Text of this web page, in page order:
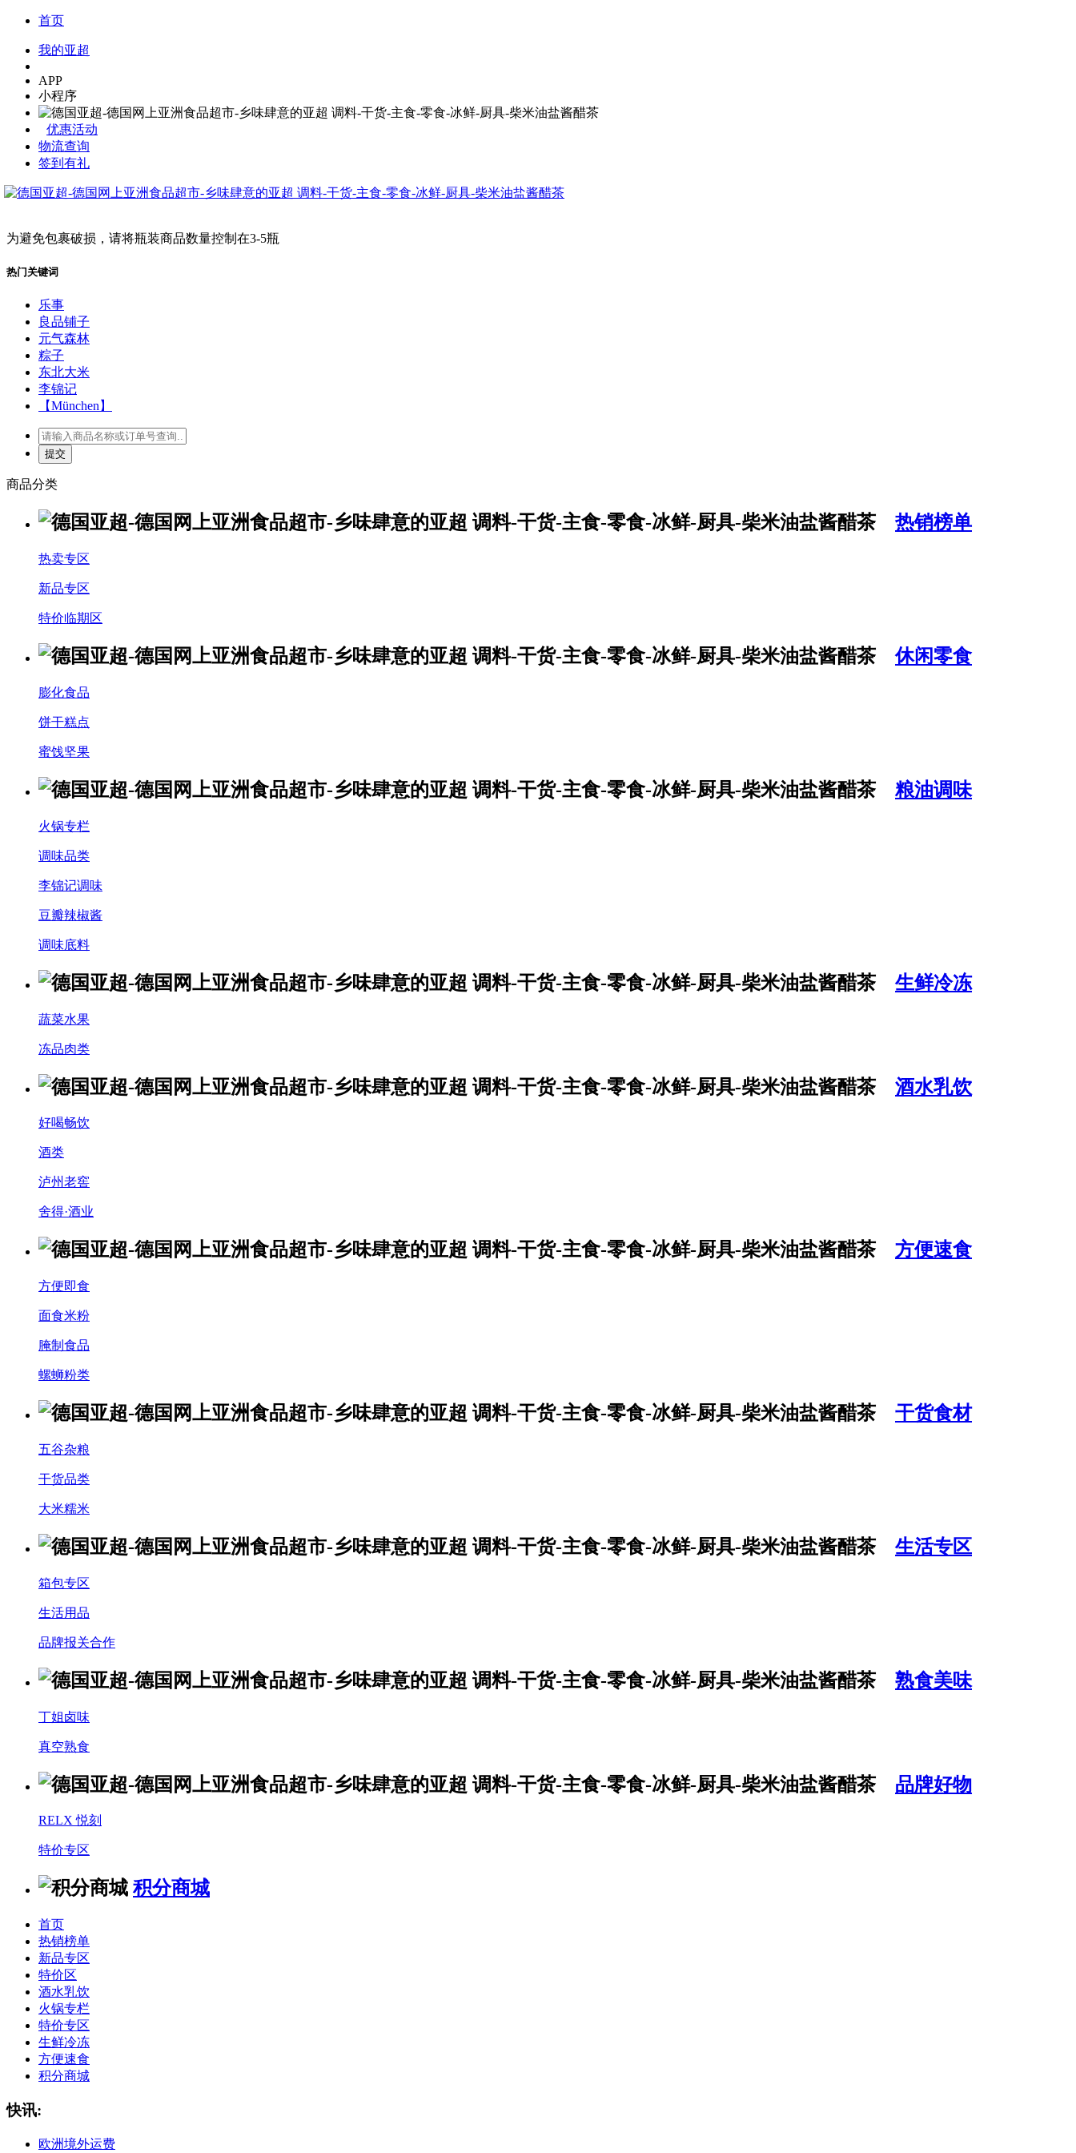
首页
我的亚超
APP
小程序
优惠活动
物流查询
签到有礼
为避免包裹破损，请将瓶装商品数量控制在3-5瓶
热门关键词
乐事
良品铺子
元气森林
粽子
东北大米
李锦记
【München】
商品分类
热销榜单
热卖专区
新品专区
特价临期区
休闲零食
膨化食品
饼干糕点
蜜饯坚果
粮油调味
火锅专栏
调味品类
李锦记调味
豆瓣辣椒酱
调味底料
生鲜冷冻
蔬菜水果
冻品肉类
酒水乳饮
好喝畅饮
酒类
泸州老窖
舍得·酒业
方便速食
方便即食
面食米粉
腌制食品
螺蛳粉类
干货食材
五谷杂粮
干货品类
大米糯米
生活专区
箱包专区
生活用品
品牌报关合作
熟食美味
丁姐卤味
真空熟食
品牌好物
RELX 悦刻
特价专区
积分商城
首页
热销榜单
新品专区
特价区
酒水乳饮
火锅专栏
特价专区
生鲜冷冻
方便速食
积分商城
快讯:
欧洲境外运费